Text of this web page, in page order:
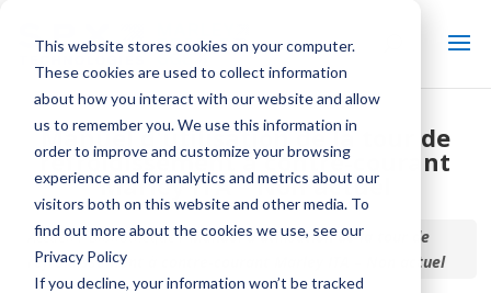
This website stores cookies on your computer.
These cookies are used to collect information
about how you interact with our website and allow
us to remember you. We use this information in
order to improve and customize your browsing
experience and for analytics and metrics about our
visitors both on this website and other media. To
find out more about the cookies we use, see our
Privacy Policy
If you decline, your information won’t be tracked
Manuel d'utilisation de la tour de
refroidissement à contre-courant
Marley ITA – Non actuel
Accueil / Bibliothèque /Manuel d'utilisation de la tour de
refroidissement à contre-courant Marley ITA – Non actuel